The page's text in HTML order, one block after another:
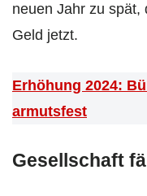
neuen Jahr zu spät,
Geld jetzt.
Erhöhung 2024:
armutsfest
Gesellschaft